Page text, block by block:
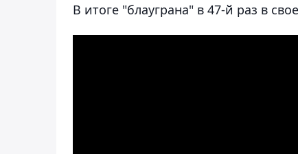
В итоге "блауграна" в 47-й раз в